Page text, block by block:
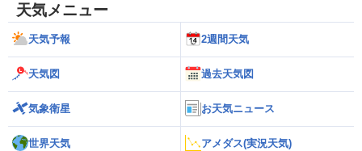
天気メニュー
天気予報 2週間天気
天気図 過去天気図
気象衛星 お天気ニュース
世界天気 アメダス(実況天気)